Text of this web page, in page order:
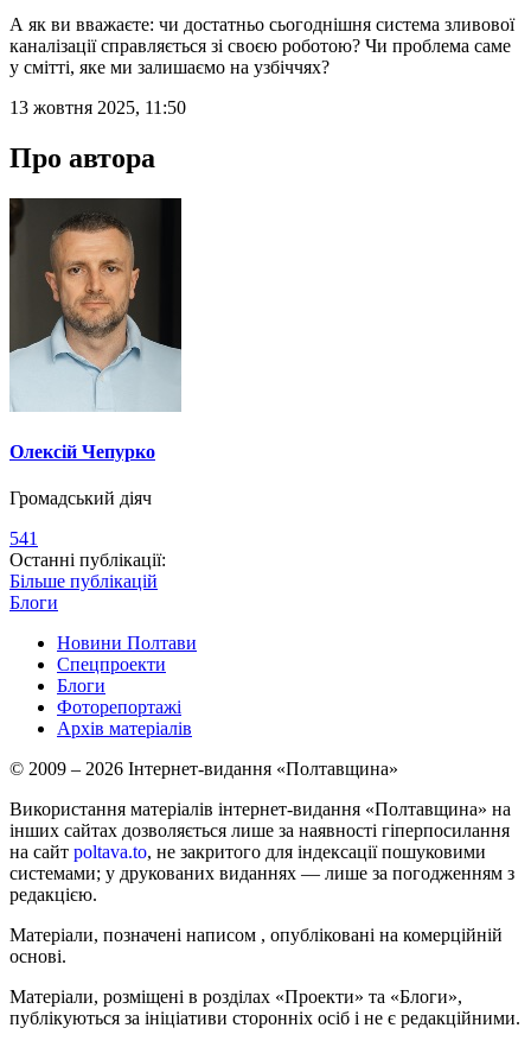
А як ви вважаєте: чи достатньо сьогоднішня система зливової
каналізації справляється зі своєю роботою? Чи проблема саме
у смітті, яке ми залишаємо на узбіччях?
13 жовтня 2025, 11:50
Про автора
Олексій Чепурко
Громадський діяч
541
Останні публікації:
Більше публікацій
Блоги
Новини Полтави
Спецпроекти
Блоги
Фоторепортажі
Архів матеріалів
© 2009 – 2026 Інтернет-видання «Полтавщина»
Використання матеріалів інтернет-видання «Полтавщина» на
інших сайтах дозволяється лише за наявності гіперпосилання
на сайт poltava.to, не закритого для індексації пошуковими
системами; у друкованих виданнях — лише за погодженням з
редакцією.
Матеріали, позначені написом , опубліковані на комерційній
основі.
Матеріали, розміщені в розділах «Проекти» та «Блоги»,
публікуються за ініціативи сторонніх осіб і не є редакційними.